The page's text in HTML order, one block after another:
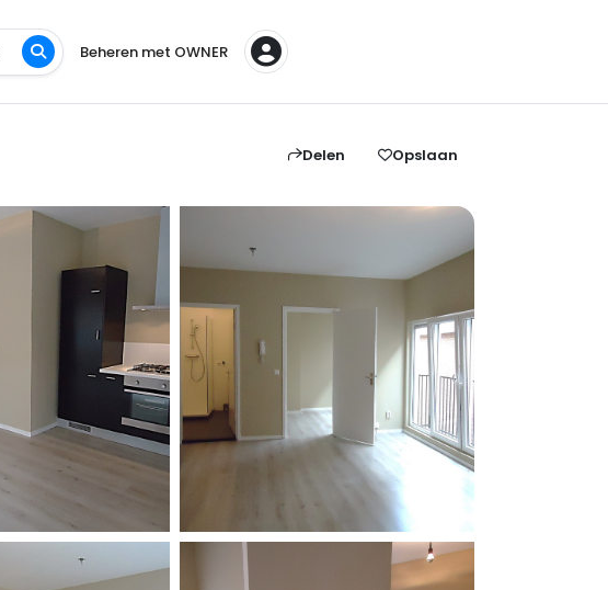
Beheren met OWNER
Delen Opslaan